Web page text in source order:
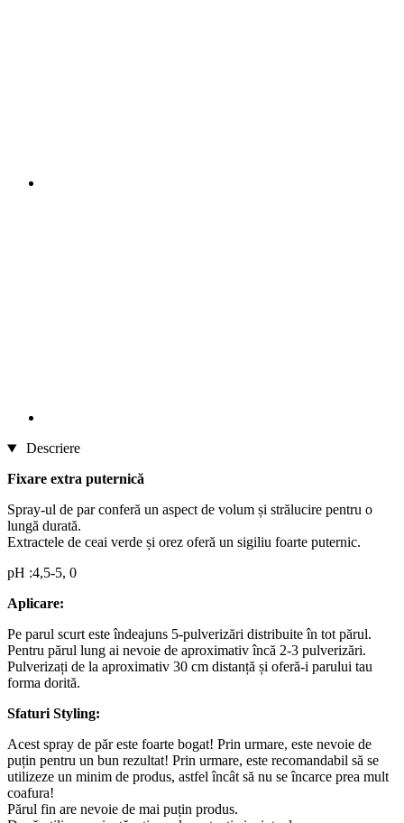
Descriere
Fixare extra puternică
Spray-ul de par conferă un aspect de volum și strălucire pentru o
lungă durată.
Extractele de ceai verde și orez oferă un sigiliu foarte puternic.
pH :4,5-5, 0
Aplicare:
Pe parul scurt este îndeajuns 5-pulverizări distribuite în tot părul.
Pentru părul lung ai nevoie de aproximativ încă 2-3 pulverizări.
Pulverizați de la aproximativ 30 cm distanță și oferă-i parului tau
forma dorită.
Sfaturi Styling:
Acest spray de păr este foarte bogat! Prin urmare, este nevoie de
puțin pentru un bun rezultat! Prin urmare, este recomandabil să se
utilizeze un minim de produs, astfel încât să nu se încarce prea mult
coafura!
Părul fin are nevoie de mai puțin produs.